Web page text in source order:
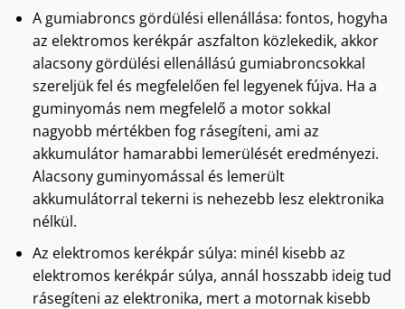
A gumiabroncs gördülési ellenállása: fontos, hogyha
az elektromos kerékpár aszfalton közlekedik, akkor
alacsony gördülési ellenállású gumiabroncsokkal
szereljük fel és megfelelően fel legyenek fújva. Ha a
guminyomás nem megfelelő a motor sokkal
nagyobb mértékben fog rásegíteni, ami az
akkumulátor hamarabbi lemerülését eredményezi.
Alacsony guminyomással és lemerült
akkumulátorral tekerni is nehezebb lesz elektronika
nélkül.
Az elektromos kerékpár súlya: minél kisebb az
elektromos kerékpár súlya, annál hosszabb ideig tud
rásegíteni az elektronika, mert a motornak kisebb